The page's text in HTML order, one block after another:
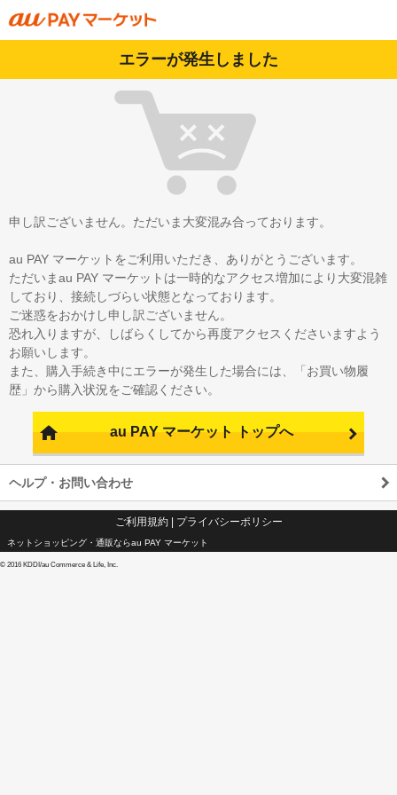
エラーが発生しました
申し訳ございません。ただいま大変混み合っております。
au PAY マーケットをご利用いただき、ありがとうございます。
ただいまau PAY マーケットは一時的なアクセス増加により大変混雑
しており、接続しづらい状態となっております。
ご迷惑をおかけし申し訳ございません。
恐れ入りますが、しばらくしてから再度アクセスくださいますよう
お願いします。
また、購入手続き中にエラーが発生した場合には、「お買い物履
歴」から購入状況をご確認ください。
au PAY マーケット トップへ
ヘルプ・お問い合わせ
ご利用規約| プライバシーポリシー
ネットショッピング・通販ならau PAY マーケット
© 2016 KDDI/au Commerce & Life, Inc.